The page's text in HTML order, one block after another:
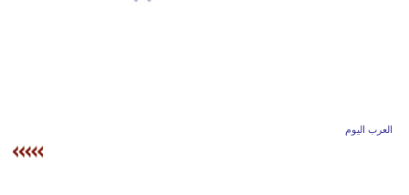
علوم
العرب اليوم